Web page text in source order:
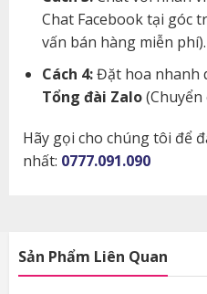
Chat Facebook tại góc
vấn bán hàng miễn phí).
Cách 4:Đặt hoa nhanh
Tổng đài Zalo(Chuyển
Hãy gọi cho chúng tôi để
nhất: 0777.091.090
Sản Phẩm Liên Quan